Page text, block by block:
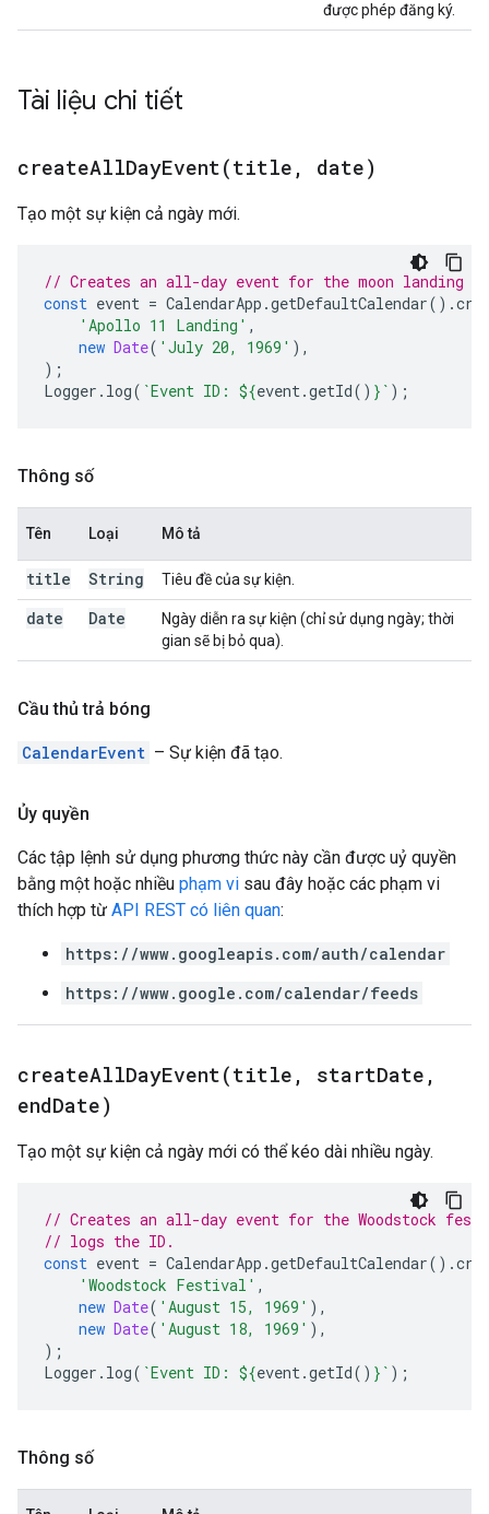
được phép đăng ký.
Tài liệu chi tiết
createAllDayEvent(title , date)
Tạo một sự kiện cả ngày mới.
// Creates an all-day event for the moon landing
const event = CalendarApp .getDefaultCalendar().
'Apollo 11 Landing' ,
new Date( 'July 20, 1969' ),
);
Logger . log( `Event ID: ${event.getId() } ` );
Thông số
Tên Loại Mô tả
title String Tiêu đề của sự kiện.
date Date
Ngày diễn ra sự kiện (chỉ sử dụng ngày; thời
gian sẽ bị bỏ qua).
Cầu thủ trả bóng
CalendarEvent – Sự kiện đã tạo.
Ủy quyền
Các tập lệnh sử dụng phương thức này cần được uỷ quyền
bằng một hoặc nhiều phạm vi sau đây hoặc các phạm vi
thích hợp từ API REST có liên quan:
https://www.googleapis.com/auth/calendar
https://www.google.com/calendar/feeds
createAllDayEvent(title , startDate ,
endDate)
Tạo một sự kiện cả ngày mới có thể kéo dài nhiều ngày.
// Creates an all-day event for the Woodstock
// logs the ID.
const event = CalendarApp .getDefaultCalendar().
'Woodstock Festival' ,
new Date( 'August 15, 1969' ),
new Date( 'August 18, 1969' ),
);
Logger . log( `Event ID: ${event.getId() } ` );
Thông số